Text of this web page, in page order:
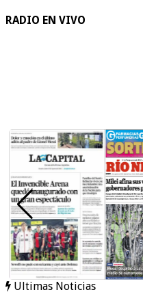
RADIO EN VIVO
Ultimas Noticias